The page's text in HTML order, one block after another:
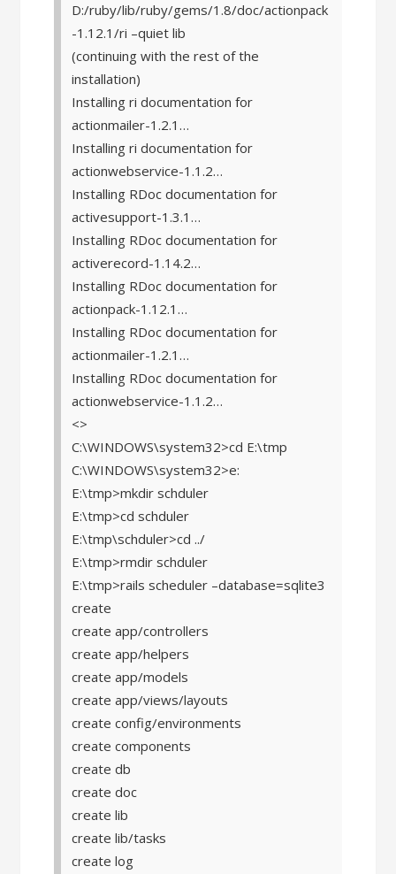
D:/ruby/lib/ruby/gems/1.8/doc/actionpack
-1.12.1/ri –quiet lib
(continuing with the rest of the
installation)
Installing ri documentation for
actionmailer-1.2.1…
Installing ri documentation for
actionwebservice-1.1.2…
Installing RDoc documentation for
activesupport-1.3.1…
Installing RDoc documentation for
activerecord-1.14.2…
Installing RDoc documentation for
actionpack-1.12.1…
Installing RDoc documentation for
actionmailer-1.2.1…
Installing RDoc documentation for
actionwebservice-1.1.2…
<>
C:\WINDOWS\system32>cd E:\tmp
C:\WINDOWS\system32>e:
E:\tmp>mkdir schduler
E:\tmp>cd schduler
E:\tmp\schduler>cd ../
E:\tmp>rmdir schduler
E:\tmp>rails scheduler –database=sqlite3
create
create app/controllers
create app/helpers
create app/models
create app/views/layouts
create config/environments
create components
create db
create doc
create lib
create lib/tasks
create log